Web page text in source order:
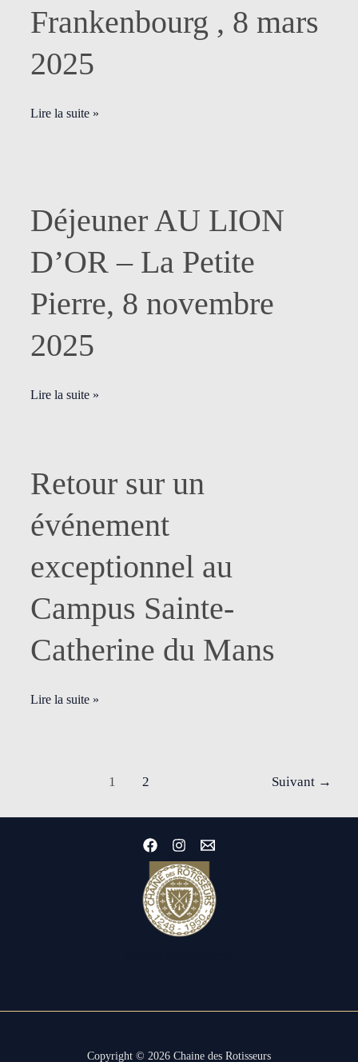
Frankenbourg , 8 mars
2025
l’Auberge
Frankenbourg
8
2025
Lire la suite »
Déjeuner AU LION
D’OR – La Petite
Pierre, 8 novembre
2025
Déjeuner
AU
LION
D’OR
La
Pierre,
novembre
Lire la suite »
Retour sur un
événement
exceptionnel au
Campus Sainte-
Catherine du Mans
Retour
sur
un
événement
au
Sainte-
du
Lire la suite »
1 2 Suivant →
Copyright © 2026 Chaine des Rotisseurs